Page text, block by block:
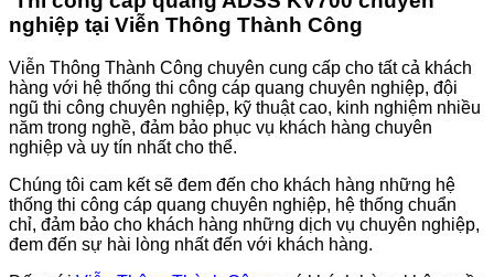
nghiệp tại Viễn Thông Thành Công
Viễn Thông Thành Công chuyên cung cấp cho tất cả khách
hàng với hệ thống thi công cáp quang chuyên nghiệp, đội
ngũ thi công chuyên nghiệp, kỹ thuật cao, kinh nghiệm nhiều
năm trong nghề, đảm bảo phục vụ khách hàng chuyên
nghiệp và uy tín nhất cho thể.
Chúng tôi cam kết sẽ đem đến cho khách hàng những hệ
thống thi công cáp quang chuyên nghiệp, hệ thống chuẩn
chỉ, đảm bảo cho khách hàng những dịch vụ chuyên nghiệp,
đem đến sự hài lòng nhất đến với khách hàng.